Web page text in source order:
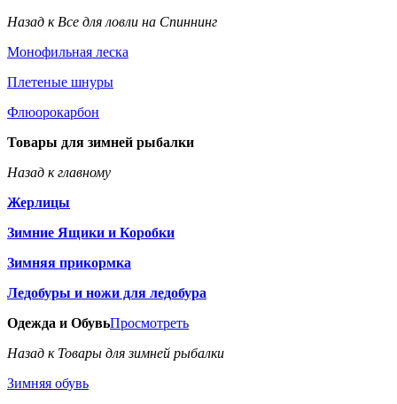
Назад к Все для ловли на Спиннинг
Монофильная леска
Плетеные шнуры
Флюорокарбон
Товары для зимней рыбалки
Назад к главному
Жерлицы
Зимние Ящики и Коробки
Зимняя прикормка
Ледобуры и ножи для ледобура
Одежда и ОбувьПросмотреть
Назад к Товары для зимней рыбалки
Зимняя обувь